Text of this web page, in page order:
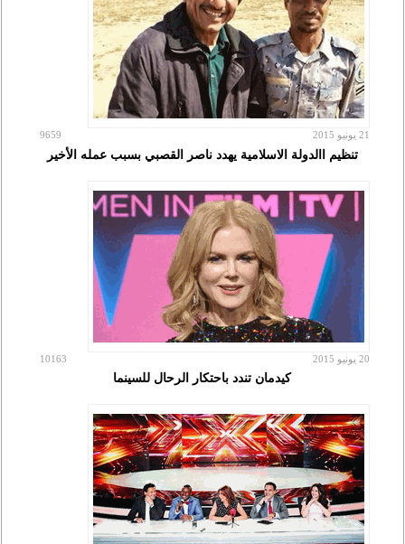
21 يونيو 2015 9659
تنظيم االدولة الاسلامية يهدد ناصر القصبي بسبب عمله الأخير
20 يونيو 2015 10163
كيدمان تندد باحتكار الرحال للسينما